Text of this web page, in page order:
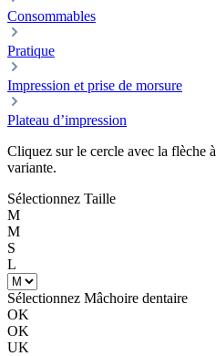
Consommables
Pratique
Impression et prise de morsure
Plateau d’impression
Cliquez sur le cercle avec la flèche
variante.
Sélectionnez Taille
M
M
S
L
Sélectionnez Mâchoire dentaire
OK
OK
UK